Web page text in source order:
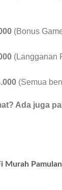
(Bonus
(Langganan
(Semua
Ada juga
Murah